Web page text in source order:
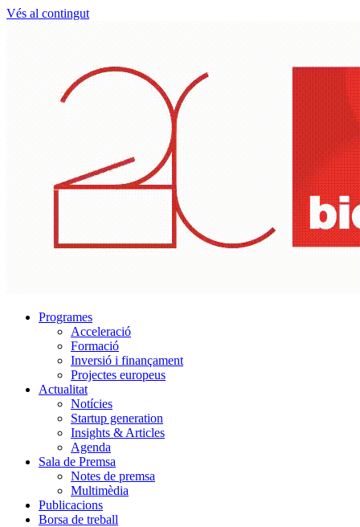
Vés al contingut
Programes
Acceleració
Formació
Inversió i finançament
Projectes europeus
Actualitat
Notícies
Startup generation
Insights & Articles
Agenda
Sala de Premsa
Notes de premsa
Multimèdia
Publicacions
Borsa de treball